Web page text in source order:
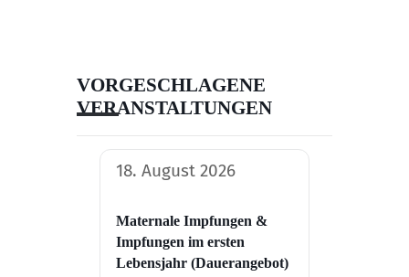
VORGESCHLAGENE
VERANSTALTUNGEN
18. August 2026
Maternale Impfungen &
Impfungen im ersten
Lebensjahr (Dauerangebot)